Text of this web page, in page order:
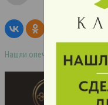
Нашли опечатку в тексте?